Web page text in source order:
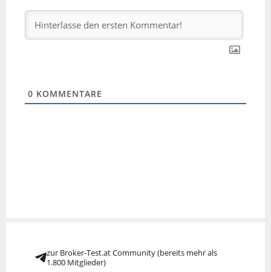
0 KOMMENTARE
zur Broker-Test.at Community (bereits mehr als
1.800 Mitglieder)